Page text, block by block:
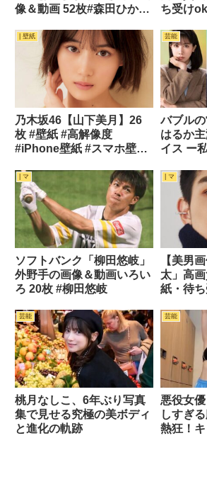
像＆動画 52枚#森田ひかる
ち受け
| 壁紙
乃木坂46【山下美月】26
枚 #壁紙 #高解像度
#iPhone壁紙 #スマホ壁紙
芸能
バブル
はるか
イス ー
ドラマ
(金)全国
| マ
ソフトバンク「柳田悠岐」
外野手の画像＆動画いろい
ろ 20枚 #柳田悠岐
| マ
【美男
太」高
紙・待
芸能
桃月なしこ、6年ぶり写真
集で見せる究極の美ボディ
と進化の軌跡
芸能
悪役女
しすぎ
熱狂！